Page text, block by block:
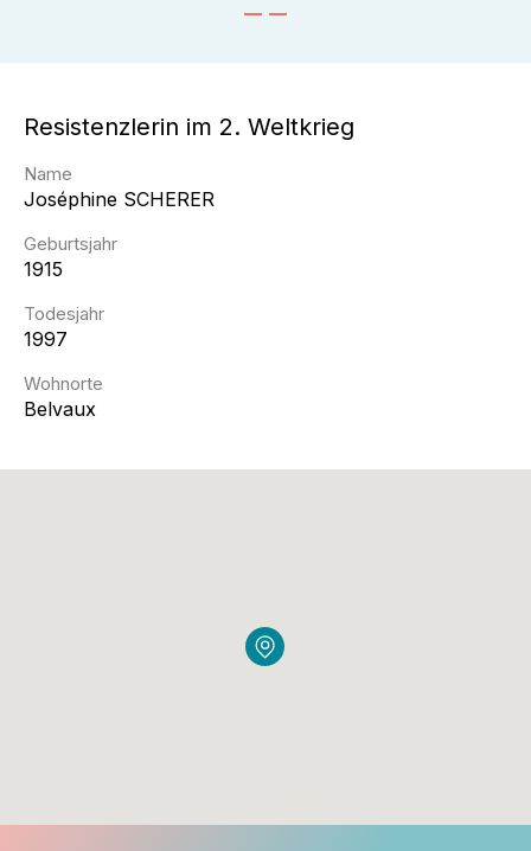
Resistenzlerin im 2. Weltkrieg
Name
Joséphine SCHERER
Geburtsjahr
1915
Todesjahr
1997
Wohnorte
Belvaux